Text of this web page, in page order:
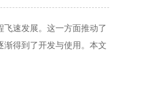
速发展。这一方面推动了
渐得到了开发与使用。本文